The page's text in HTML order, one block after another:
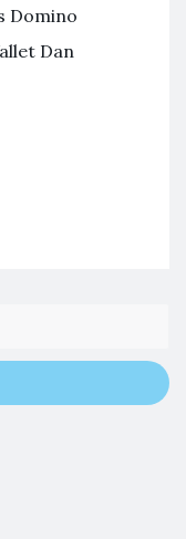
Domino
Dan